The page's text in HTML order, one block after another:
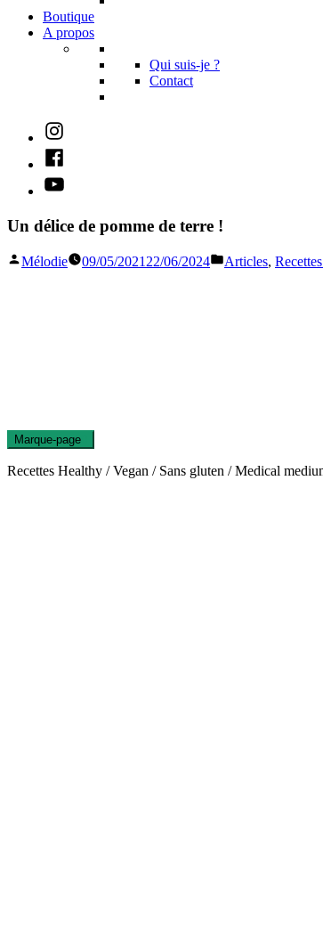
Boutique
A propos
Qui suis-je ?
Contact
Instagram
Facebook
Youtube
Un délice de pomme de terre !
Publié
Mélodie 09/05/202122/06/2024
Publié
Articles,
Marque-page
Recettes Healthy / Vegan / Sans gluten / Medical